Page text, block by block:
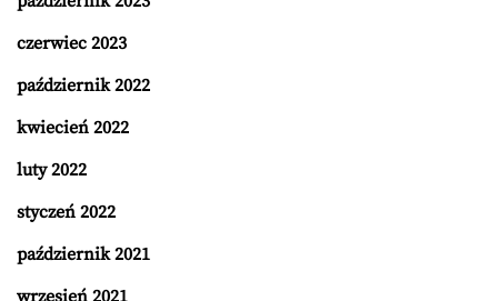
czerwiec 2023
październik 2022
kwiecień 2022
luty 2022
styczeń 2022
październik 2021